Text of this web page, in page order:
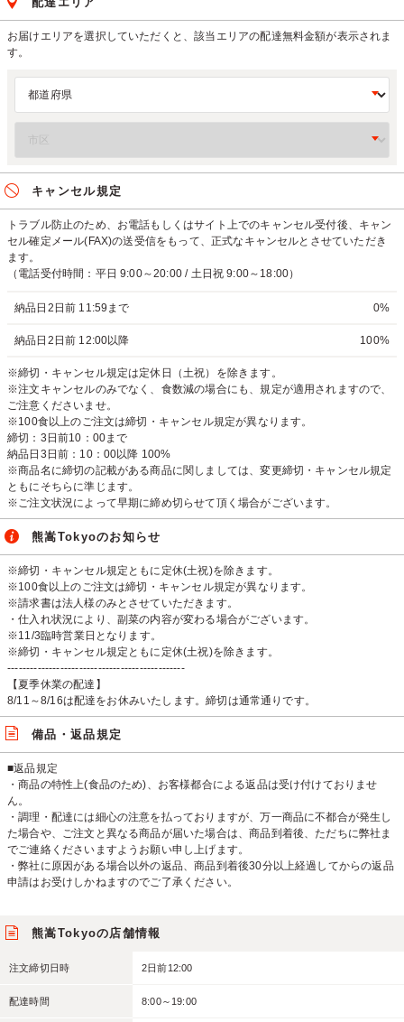
お届けエリアを選択していただくと、該当エリアの配達無料金額が表示されま
す。
キャンセル規定
トラブル防止のため、お電話もしくはサイト上でのキャンセル受付後、キャン
セル確定メール(FAX)の送受信をもって、正式なキャンセルとさせていただき
ます。
（電話受付時間：平日 9:00～20:00 / 土日祝 9:00～18:00）
納品日2日前 11:59まで 0%
納品日2日前 12:00以降 100%
※締切・キャンセル規定は定休日（土祝）を除きます。
※注文キャンセルのみでなく、食数減の場合にも、規定が適用されますので、
ご注意くださいませ。
※100食以上のご注文は締切・キャンセル規定が異なります。
締切：3日前10：00まで
納品日3日前：10：00以降 100%
※商品名に締切の記載がある商品に関しましては、変更締切・キャンセル規定
ともにそちらに準じます。
※ご注文状況によって早期に締め切らせて頂く場合がございます。
熊嵩Tokyoのお知らせ
※締切・キャンセル規定ともに定休(土祝)を除きます。
※100食以上のご注文は締切・キャンセル規定が異なります。
※請求書は法人様のみとさせていただきます。
・仕入れ状況により、副菜の内容が変わる場合がございます。
※11/3臨時営業日となります。
※締切・キャンセル規定ともに定休(土祝)を除きます。
-----------------------------------------------
【夏季休業の配達】
8/11～8/16は配達をお休みいたします。締切は通常通りです。
備品・返品規定
■返品規定
・商品の特性上(食品のため)、お客様都合による返品は受け付けておりませ
ん。
・調理・配達には細心の注意を払っておりますが、万一商品に不都合が発生し
た場合や、ご注文と異なる商品が届いた場合は、商品到着後、ただちに弊社ま
でご連絡くださいますようお願い申し上げます。
・弊社に原因がある場合以外の返品、商品到着後30分以上経過してからの返品
申請はお受けしかねますのでご了承ください。
熊嵩Tokyoの店舗情報
注文締切日時 2日前12:00
配達時間 8:00～19:00